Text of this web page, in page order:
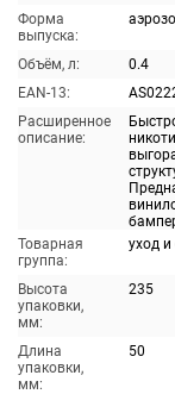
Форма
выпуска:
Объём, л:
0.4
EAN-13:
Расширенное
описание:
Товарная
группа:
уход и
Высота
упаковки,
мм:
235
Длина
упаковки,
мм:
50